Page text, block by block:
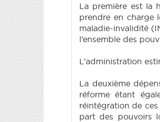
La première est la
prendre en charge
maladie-invalidité
l’ensemble des
L’administration
La deuxième
réforme étant
réintégration de
part des pouvoirs